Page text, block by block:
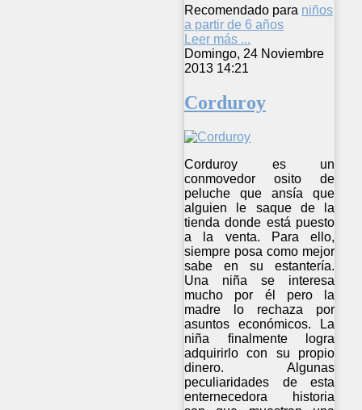
Recomendado para niños
a partir de 6 años
Leer más ...
Domingo, 24 Noviembre
2013 14:21
Corduroy
Corduroy es un
conmovedor osito de
peluche que ansía que
alguien le saque de la
tienda donde está puesto
a la venta. Para ello,
siempre posa como mejor
sabe en su estantería.
Una niña se interesa
mucho por él pero la
madre lo rechaza por
asuntos económicos. La
niña finalmente logra
adquirirlo con su propio
dinero. Algunas
peculiaridades de esta
enternecedora historia